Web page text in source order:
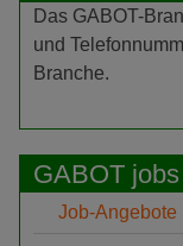
Das GABOT-
und
Branche.
GABOT jobs
Job-Angebote